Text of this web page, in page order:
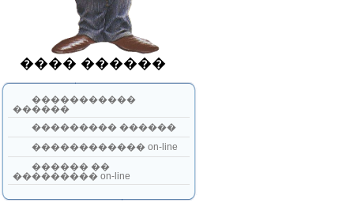
���� ������
�����������
������
��������� ������
������������ on-line
������ ��
��������� on-line